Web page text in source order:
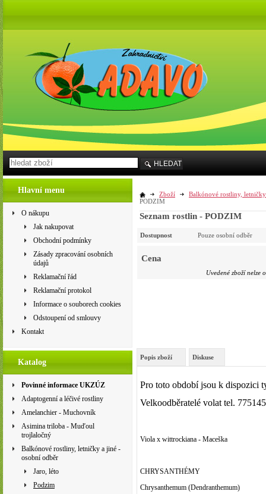
Hlavní menu
O nákupu
Jak nakupovat
Obchodní podmínky
Zásady zpracování osobních
údajů
Reklamační řád
Reklamační protokol
Informace o souborech cookies
Odstoupení od smlouvy
Kontakt
Katalog
Povinné informace UKZÚZ
Adaptogenní a léčivé rostliny
Amelanchier - Muchovník
Asimina triloba - Muďoul
trojlaločný
Balkónové rostliny, letničky a jiné -
osobní odběr
Jaro, léto
Podzim
Zboží
Balkónové rostliny,
PODZIM
Seznam rostlin - PODZIM
Dostupnost Pouze osobní odběr
Cena
Uvedené zboží nelze
Popis zboží Diskuse
Pro toto období jsou k dispozici
Velkoodběratelé volat tel.
Viola x wittrockiana - Maceška
CHRYSANTHÉMY
Chrysanthemum (Dendranthemum)
HLEDAT